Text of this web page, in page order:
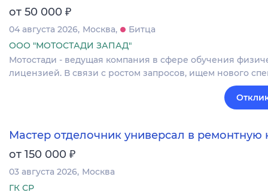
от 50 000 ₽
04 августа 2026 Москва
Битца
ООО "МОТОСТАДИ ЗАПАД"
Мотостади - ведущая компания в сфере обучения
лицензией. В связи с ростом запросов, ищем нового
Мастер отделочник универсал в
от 150 000 ₽
03 августа 2026 Москва
ГК СР